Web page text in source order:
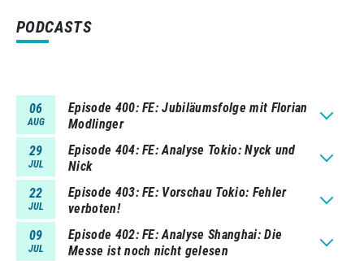
PODCASTS
06
AUG
Episode 400 FE: Jubiläumsfolge mit Florian
Modlinger
29
JUL
Episode 404 FE: Analyse Tokio: Nyck und
Nick
22
JUL
Episode 403 FE: Vorschau Tokio: Fehler
verboten!
09
JUL
Episode 402 FE: Analyse Shanghai: Die
Messe ist noch nicht gelesen